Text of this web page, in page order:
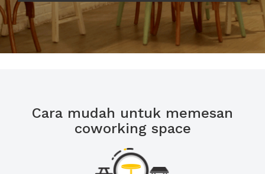
Cara mudah untuk memesan
coworking space